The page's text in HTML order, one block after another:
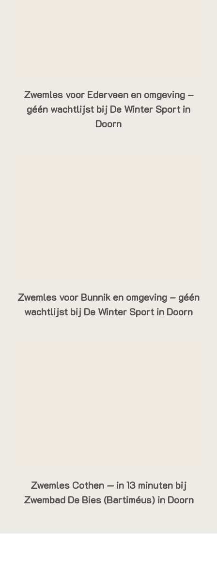
Zwemles voor Ederveen en omgeving –
géén wachtlijst bij De Winter Sport in
Doorn
Zwemles voor Bunnik en omgeving – géén
wachtlijst bij De Winter Sport in Doorn
Zwemles Cothen — in 13 minuten bij
Zwembad De Bies (Bartiméus) in Doorn